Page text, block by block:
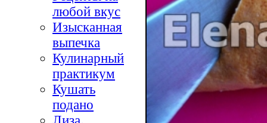
любой вкус
Изысканная
выпечка
Кулинарный
практикум
Кушать
подано